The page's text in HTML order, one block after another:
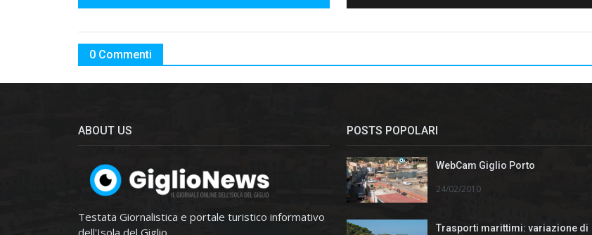
0 Commenti
ABOUT US
Testata Giornalistica e portale turistico informativo
dell'Isola del Giglio.
POSTS POPOLARI
WebCam Giglio Porto
24/02/2010
Trasporti marittimi: variazione di